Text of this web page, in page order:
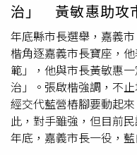
係，也讓程予希想起童
時候家中經濟較辛苦，
但媽媽只要有空，仍會帶
逛夜市、看燈會時，她
明白爸爸一定很累，卻
面，就是我最深刻感受
柱，也將自己身為兒子
露，女兒結婚時並未舉
治」 黃敏惠助攻
年底縣市長選舉，嘉義
楷角逐嘉義市長寶座，
範」，他與市長黃敏惠
治」。張啟楷強調，不
經交代藍營樁腳要動起
此，對手雖強，但目前
年底，嘉義市長一役，